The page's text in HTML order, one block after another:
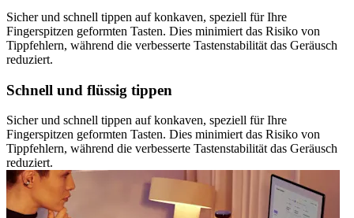
Sicher und schnell tippen auf konkaven, speziell für Ihre
Fingerspitzen geformten Tasten. Dies minimiert das Risiko von
Tippfehlern, während die verbesserte Tastenstabilität das Geräusch
reduziert.
Schnell und flüssig tippen
Sicher und schnell tippen auf konkaven, speziell für Ihre
Fingerspitzen geformten Tasten. Dies minimiert das Risiko von
Tippfehlern, während die verbesserte Tastenstabilität das Geräusch
reduziert.